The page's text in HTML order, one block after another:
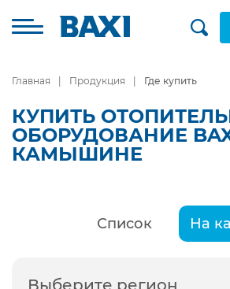
Главная Продукция Где купить
КУПИТЬ
ОБОРУДОВАНИЕ
КАМЫШИНЕ
Список На
Выберите регион